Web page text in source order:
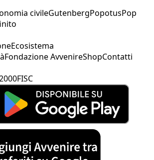
civileGutenbergPopotusPop
Ecosistema
Fondazione AvvenireShopContatti
FISC